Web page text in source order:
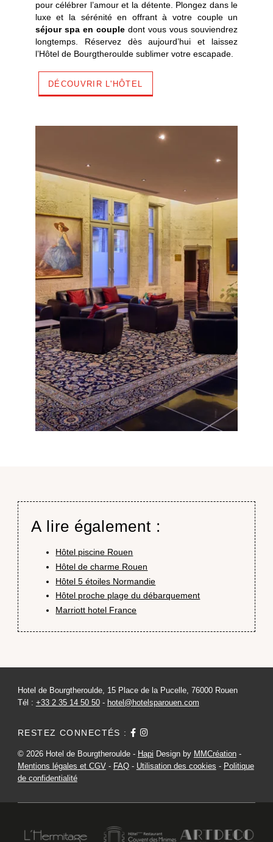
pour célébrer l’amour et la détente. Plongez dans le
luxe et la sérénité en offrant à votre couple un
séjour spa en coupledont vous vous souviendrez
longtemps. Réservez dès aujourd’hui et laissez
l’Hôtel de Bourgtheroulde sublimer votre escapade.
DÉCOUVRIR L'HÔTEL
A lire également :
Hôtel piscine Rouen
Hôtel de charme Rouen
Hôtel 5 étoiles Normandie
Hôtel proche plage du débarquement
Marriott hotel France
Hotel de Bourgtheroulde, 15 Place de la Pucelle, 76000 Rouen
Tél : +33 2 35 14 50 50- hotel@hotelsparouen.com
RESTEZ CONNECTÉS :
© 2026 Hotel de Bourgtheroulde - Hapi Design by MMCréation-
Mentions légales et CGV- FAQ- Utilisation des cookies - Politique
de confidentialité
HOTEL DE BOURGTHEROULDE